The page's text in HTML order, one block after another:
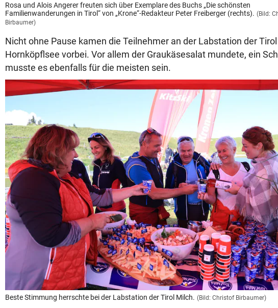
Rosa und Alois Angerer freuten sich über Exemplare des Buchs „Die schönsten
Familienwanderungen in Tirol“ von „Krone“-Redakteur Peter Freiberger (rechts). (Bild:
Birbaumer)
Nicht ohne Pause kamen die Teilnehmer an der Labstation der
Hornköpflsee vorbei. Vor allem der Graukäsesalat mundete, ein
musste es ebenfalls für die meisten sein.
Beste Stimmung herrschte bei der Labstation der Tirol Milch. (Bild: Christof Birbaumer)